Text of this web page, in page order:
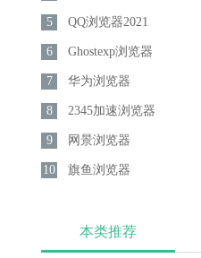
5 QQ浏览器2021
6 Ghostexp浏览器
7 华为浏览器
8 2345加速浏览器
9 网景浏览器
10 旗鱼浏览器
本类推荐